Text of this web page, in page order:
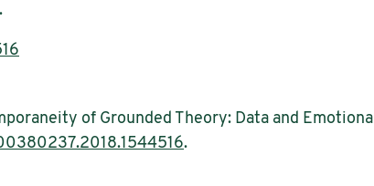
of Grounded Theory: Data and
.